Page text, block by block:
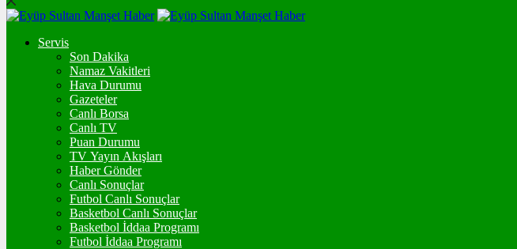
Servis
Son Dakika
Namaz Vakitleri
Hava Durumu
Gazeteler
Canlı Borsa
Canlı TV
Puan Durumu
TV Yayın Akışları
Haber Gönder
Canlı Sonuçlar
Futbol Canlı Sonuçlar
Basketbol Canlı Sonuçlar
Basketbol İddaa Programı
Futbol İddaa Programı